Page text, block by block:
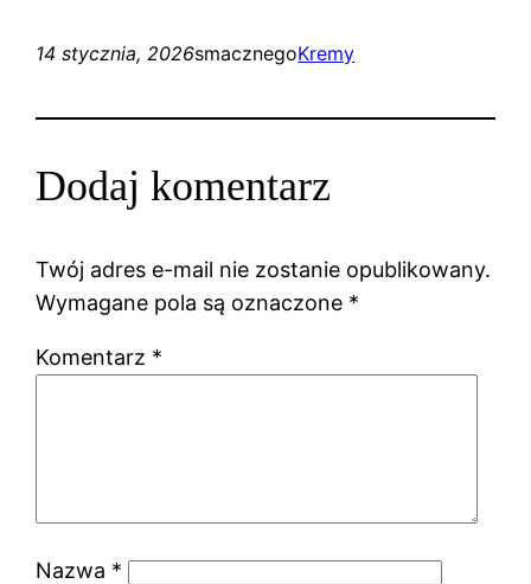
14 stycznia, 2026smacznegoKremy
Dodaj komentarz
Twój adres e-mail nie zostanie opublikowany.
Wymagane pola są oznaczone *
Komentarz *
Nazwa *